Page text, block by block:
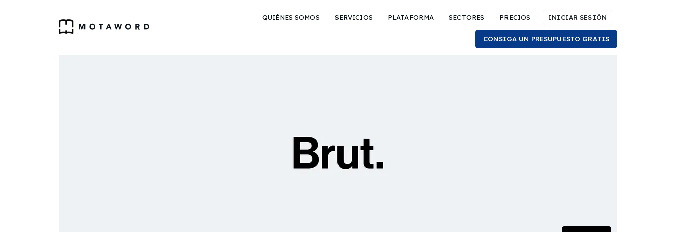
QUIÉNES SOMOS SERVICIOS PLATAFORMA SECTORES PRECIOS INICIAR SESIÓN
CONSIGA UN PRESUPUESTO GRATIS